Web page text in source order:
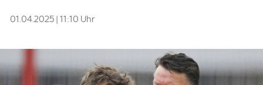
01.04.2025 | 11:10 Uhr